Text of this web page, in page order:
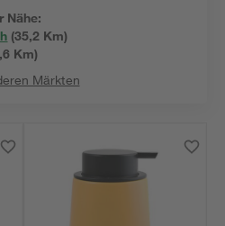
Nähe:
(35,2 Km)
Km)
Märkten